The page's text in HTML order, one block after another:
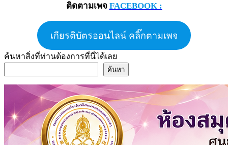
ติดตามเพจ FACEBOOK :
เกียรติบัตรออนไลน์ คลิ๊กตามเพจ
ค้นหาสิ่งที่ท่านต้องการที่นี่ได้เลย
ค้นหา